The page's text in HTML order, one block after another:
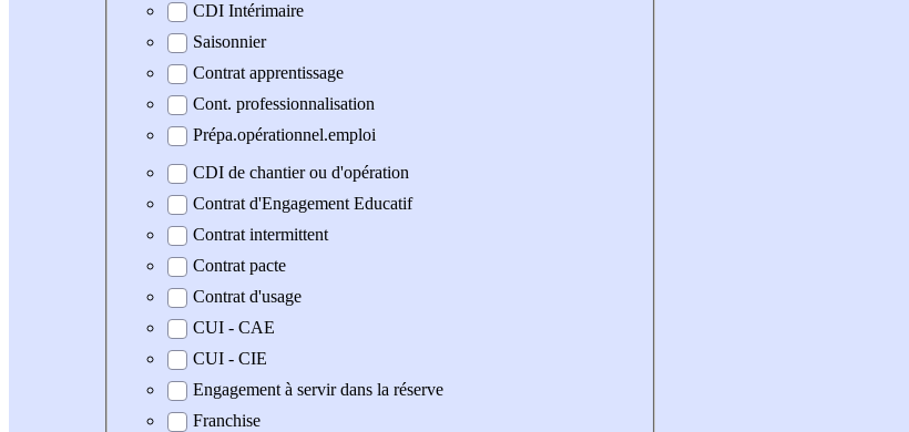
CDI Intérimaire
Saisonnier
Contrat apprentissage
Cont. professionnalisation
Prépa.opérationnel.emploi
CDI de chantier ou d'opération
Contrat d'Engagement Educatif
Contrat intermittent
Contrat pacte
Contrat d'usage
CUI - CAE
CUI - CIE
Engagement à servir dans la réserve
Franchise